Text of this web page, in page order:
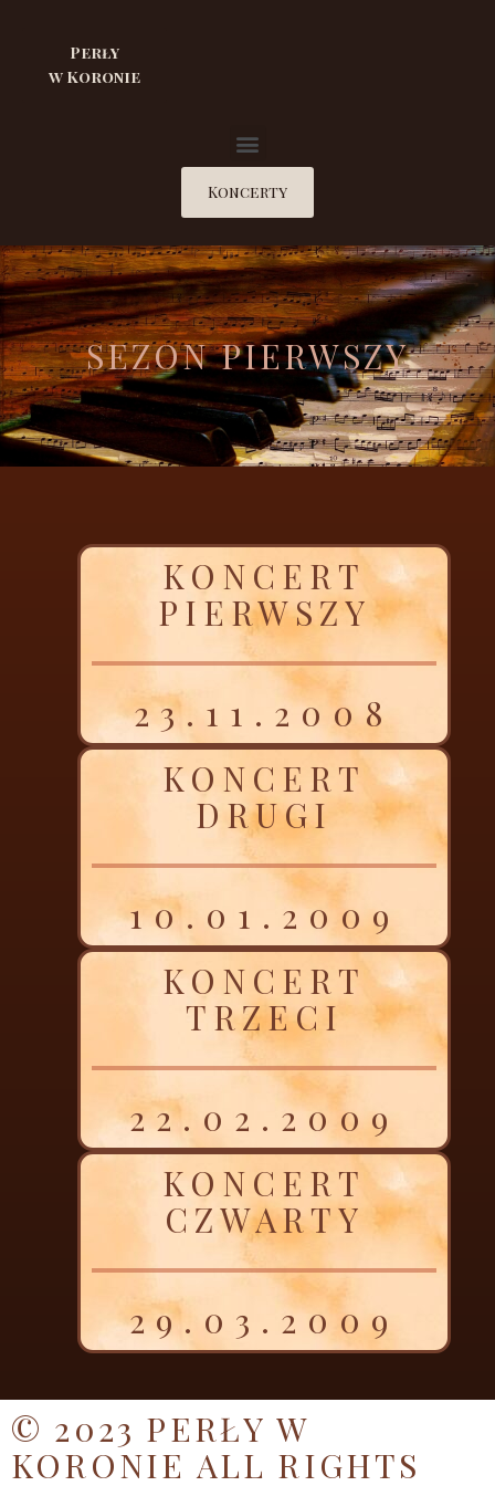
Perły
w Koronie
Koncerty
SEZON PIERWSZY
KONCERT
PIERWSZY
23.11.2008
KONCERT
DRUGI
10.01.2009
KONCERT
TRZECI
22.02.2009
KONCERT
CZWARTY
29.03.2009
© 2023 PERŁY W
KORONIE ALL RIGHTS